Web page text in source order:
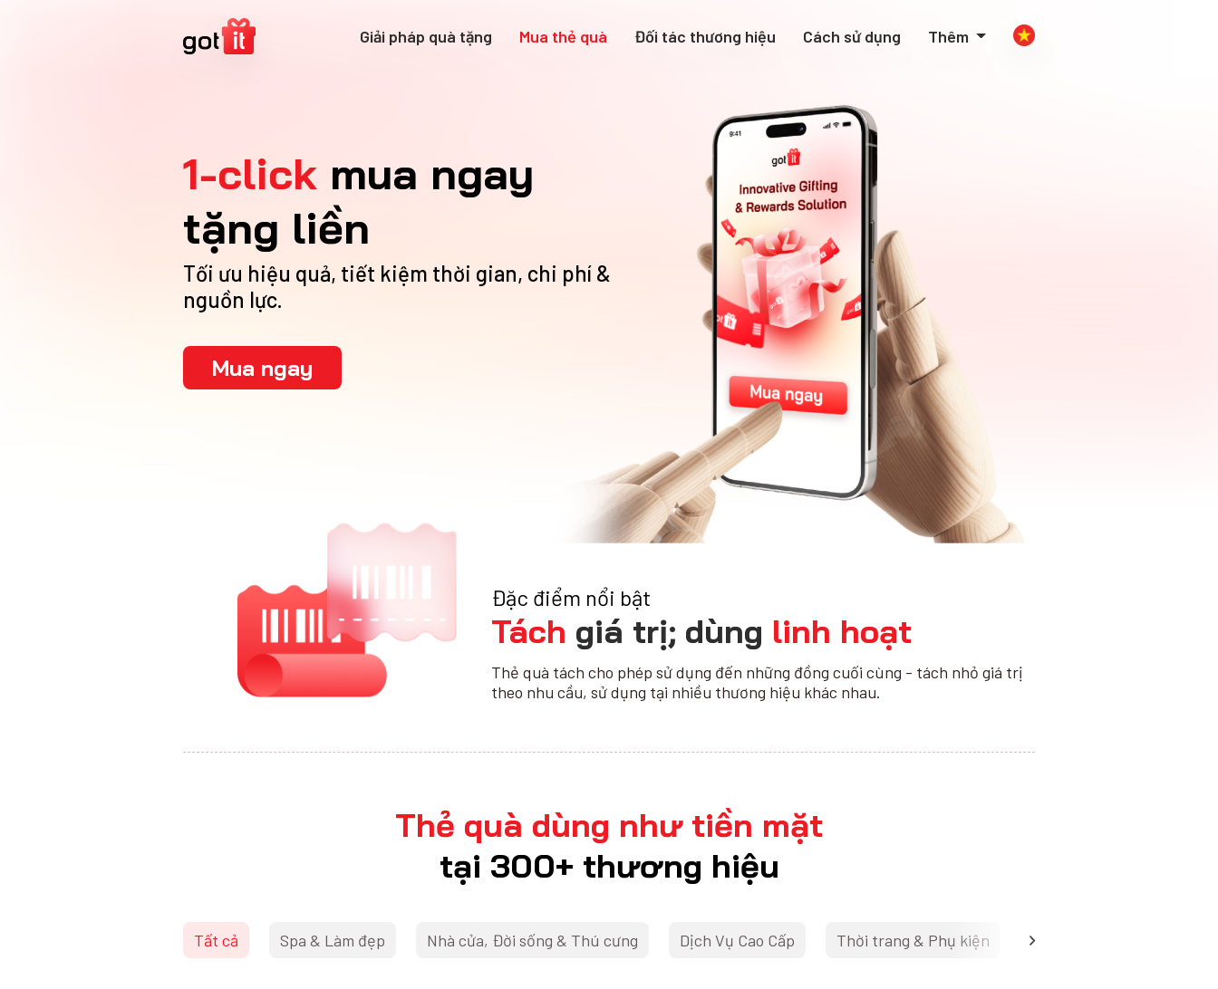
Giải pháp quà tặng Mua thẻ quà Đối tác thương hiệu Cách sử dụng Thêm
1-click mua ngay
tặng liền
Tối ưu hiệu quả, tiết kiệm thời gian, chi phí &
nguồn lực.
Mua ngay
Đặc điểm nổi bật
Tách giá trị; dùng linh hoạt
Thẻ quà tách cho phép sử dụng đến những đồng cuối cùng - tách nhỏ giá trị
theo nhu cầu, sử dụng tại nhiều thương hiệu khác nhau.
Thẻ quà dùng như tiền mặt
tại 300+ thương hiệu
Tất cả Spa & Làm đẹp Nhà cửa, Đời sống & Thú cưng Dịch Vụ Cao Cấp Thời trang & Phụ kiện Mỹ phẩm